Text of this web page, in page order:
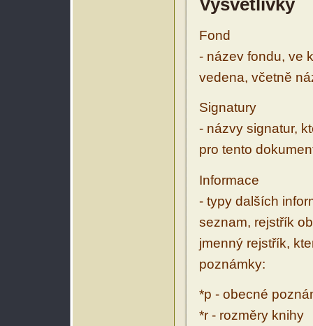
Vysvětlivky
Fond
- název fondu, ve
vedena, včetně
Signatury
- názvy signatur,
pro tento
Informace
- typy dalších
seznam, rejstřík
jmenný rejstřík,
poznámky:
*p - obecné
*r - rozměry knihy